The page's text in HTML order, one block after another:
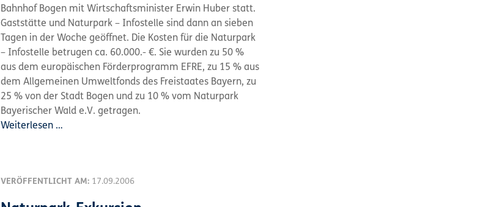
Bahnhof Bogen mit Wirtschaftsminister Erwin Huber statt.
Gaststätte und Naturpark – Infostelle sind dann an sieben
Tagen in der Woche geöffnet. Die Kosten für die Naturpark
– Infostelle betrugen ca. 60.000.- €. Sie wurden zu 50 %
aus dem europäischen Förderprogramm EFRE, zu 15 % aus
dem Allgemeinen Umweltfonds des Freistaates Bayern, zu
25 % von der Stadt Bogen und zu 10 % vom Naturpark
Bayerischer Wald e.V. getragen.
Weiterlesen …
VERÖFFENTLICHT AM: 17.09.2006